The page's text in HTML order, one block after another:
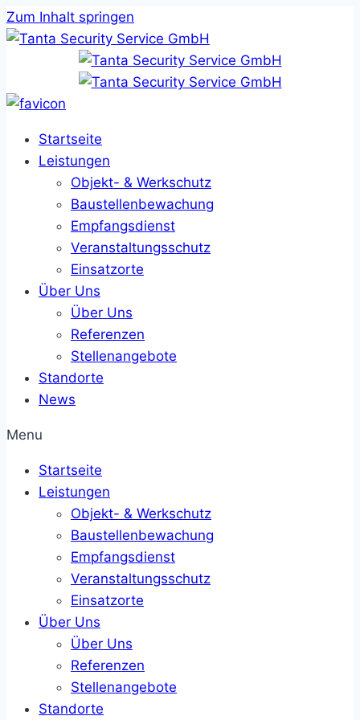
Zum Inhalt springen
Startseite
Leistungen
Objekt- & Werkschutz
Baustellenbewachung
Empfangsdienst
Veranstaltungsschutz
Einsatzorte
Über Uns
Über Uns
Referenzen
Stellenangebote
Standorte
News
Menu
Startseite
Leistungen
Objekt- & Werkschutz
Baustellenbewachung
Empfangsdienst
Veranstaltungsschutz
Einsatzorte
Über Uns
Über Uns
Referenzen
Stellenangebote
Standorte